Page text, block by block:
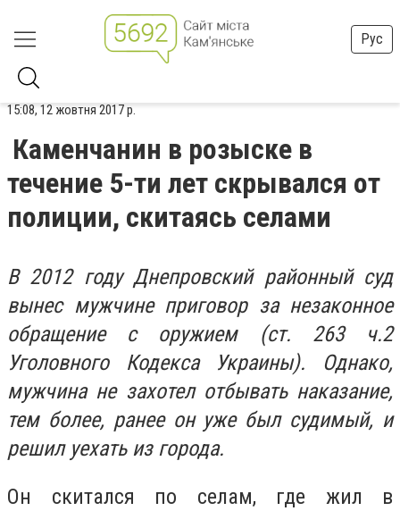
Рус
15:08, 12 жовтня 2017 р.
Каменчанин в розыске в
течение 5-ти лет скрывался от
полиции, скитаясь селами
В 2012 году Днепровский районный суд
вынес мужчине приговор за незаконное
обращение с оружием (ст. 263 ч.2
Уголовного Кодекса Украины). Однако,
мужчина не захотел отбывать наказание,
тем более, ранее он уже был судимый, и
решил уехать из города.
Он скитался по селам, где жил в